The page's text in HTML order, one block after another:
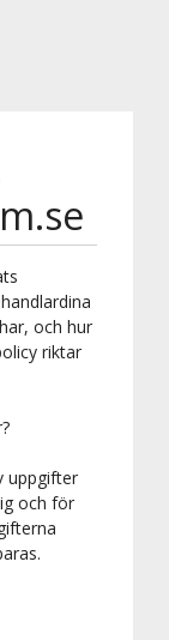
och hur
riktar
uppgifter
och för